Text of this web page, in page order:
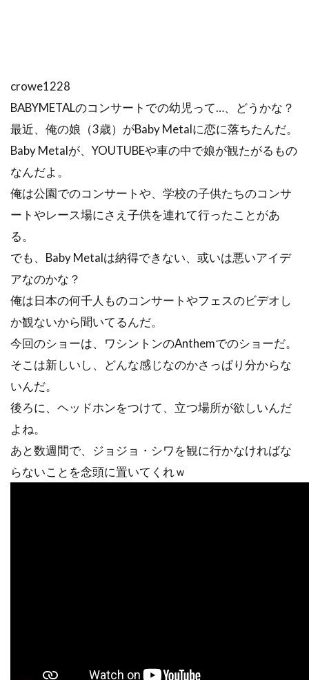
crowe1228
BABYMETALのコンサートでの幼児って…、どうかな？
最近、俺の娘（3歳）がBaby Metalに恋に落ちたんだ。
Baby Metalが、YOUTUBEや車の中で娘が観たがるもの
なんだよ。
俺は公園でのコンサートや、学校の子供たちのコンサ
ートやレース場にさえ子供を連れて行ったことがあ
る。
でも、Baby Metalは納得できない、或いは悪いアイデ
アなのかな？
俺は日本の何千人ものコンサートやフェスのビデオし
か観ないから聞いてるんだ。
今回のショーは、ワシントンのAnthemでのショーだ。
そこは新しいし、どんな感じなのかさっぱり分からな
いんだ。
後ろに、ヘッドホンをつけて、立つ場所が欲しいんだ
よね。
あと数週間で、ジョジョ・シワを観に行かなければな
らないことを念頭に置いてくれｗ